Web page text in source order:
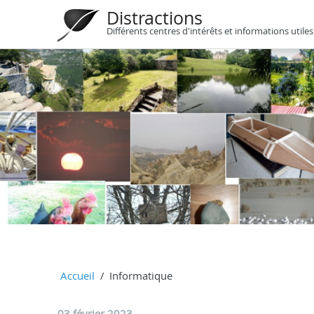
Distractions
Différents centres d'intérêts et informations utiles
Accueil Informatique